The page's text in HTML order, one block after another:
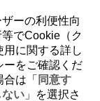
ーの利便性向
でCookie（ク
に関する詳し
ーをご確認くだ
は「 同意す
ない 」を選択さ